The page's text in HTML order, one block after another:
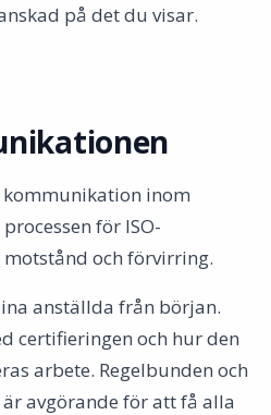
på det du visar.
inom
för ISO-
och förvirring.
anställda från början.
certifieringen och hur den
arbete. Regelbunden och
avgörande för att få alla